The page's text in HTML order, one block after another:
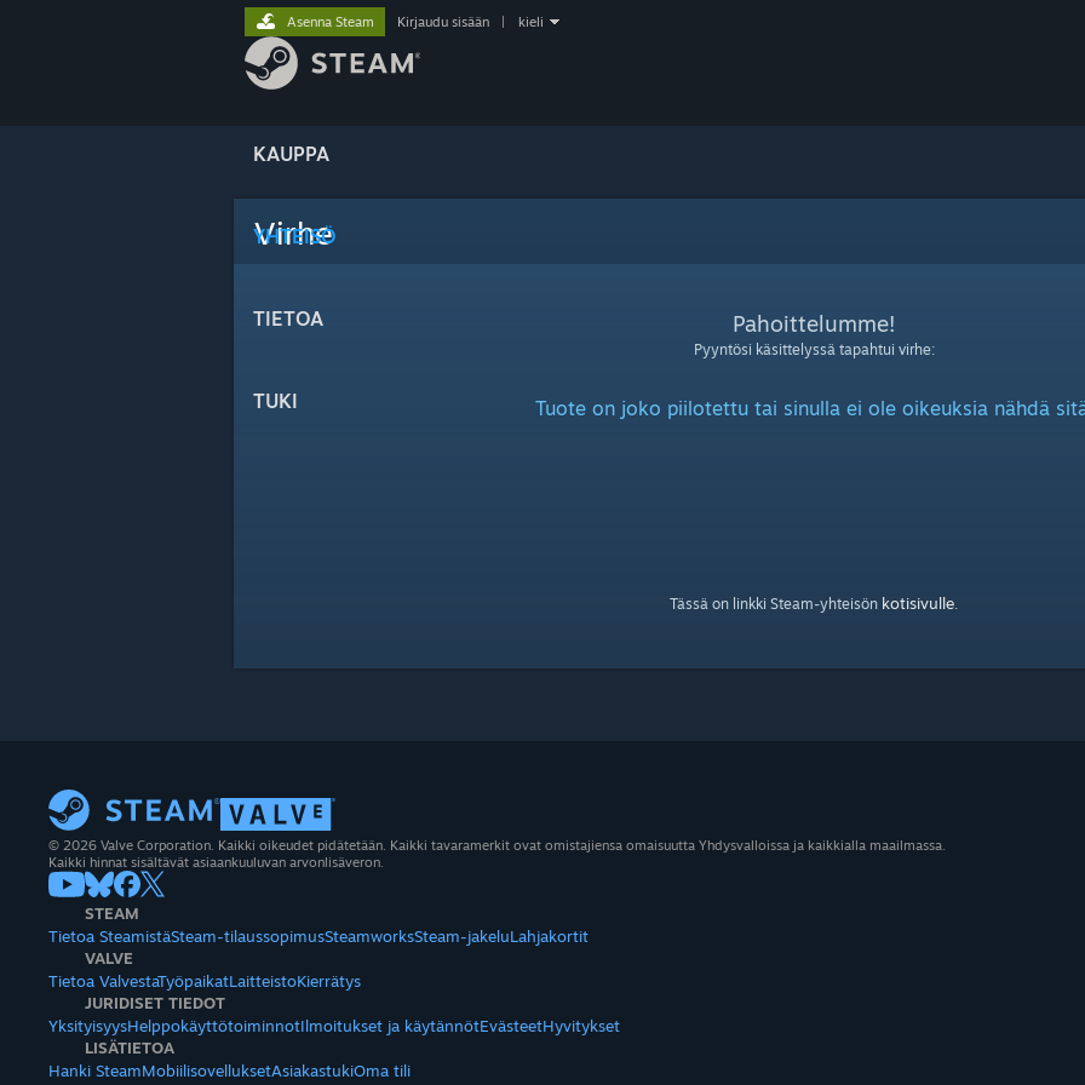
KAUPPA
YHTEISÖ
TIETOA
TUKI
Asenna Steam Kirjaudu sisään kieli
Virhe
Pahoittelumme!
Pyyntösi käsittelyssä tapahtui virhe:
Tuote on joko piilotettu tai sinulla ei ole oikeuksia nähdä
Tässä on linkki Steam-yhteisön kotisivulle.
© 2026 Valve Corporation. Kaikki oikeudet pidätetään. Kaikki tavaramerkit ovat omistajiensa omaisuutta Yhdysvalloissa ja kaikkialla maailmassa.
Kaikki hinnat sisältävät asiaankuuluvan arvonlisäveron.
STEAM
Tietoa SteamistäSteam-tilaussopimusSteamworksSteam-jakeluLahjakortit
VALVE
Tietoa ValvestaTyöpaikatLaitteistoKierrätys
JURIDISET TIEDOT
YksityisyysHelppokäyttötoiminnotIlmoitukset ja käytännötEvästeetHyvitykset
LISÄTIETOA
Hanki SteamMobiilisovelluksetAsiakastukiOma tili